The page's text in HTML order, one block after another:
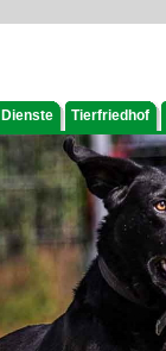
Dienste Tierfriedhof